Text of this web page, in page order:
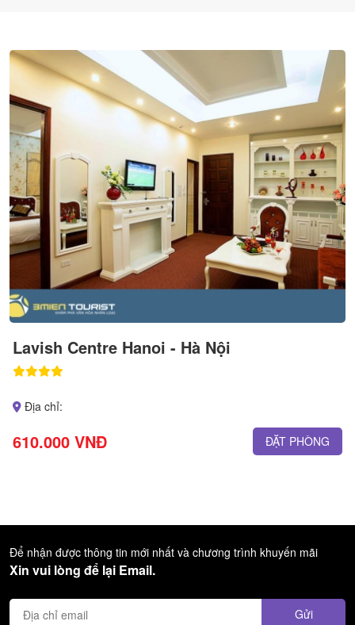
Lavish Centre Hanoi - Hà Nội
Địa chỉ:
610.000 VNĐ ĐẶT PHÒNG
Để nhận được thông tin mới nhất và chương trình khuyến mãi
Xin vui lòng để lại Email.